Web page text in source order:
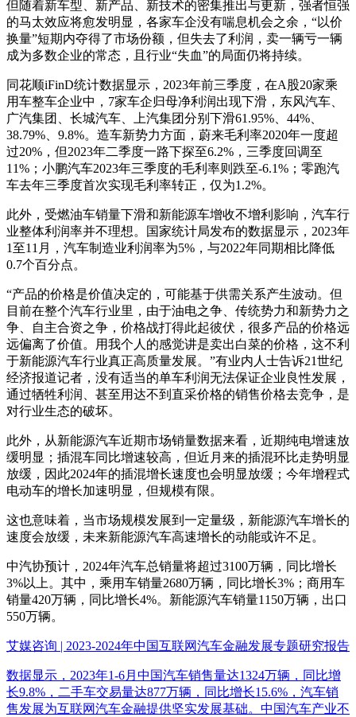
但随着新车型、新产品、新技术的密集推出与更新，强者恒强
的马太效应将愈发明显，各家车企没有喘息机会之余，“以价
换量”短期内夺得了市场份额，但失去了利润，卖一辆亏一辆
成为多数企业的常态，且行业“失血”的局面仍将持续。
同花顺iFinD统计数据显示，2023年前三季度，在A股20家乘
用车整车企业中，7家车企归母净利润出现下滑，东风汽车、
广汽集团、长城汽车、上汽集团分别下滑61.95%、44%、
38.79%、9.8%。造车新势力方面，蔚来毛利率2020年一度超
过20%，但2023年二季度一路下探至6.2%，三季度回调至
11%；小鹏汽车2023年三季度的毛利率则跌至-6.1%；零跑汽
车去年三季度首次实现毛利率转正，仅为1.2%。
此外，受燃油车销量下滑和新能源车增收不增利影响，汽车行
业整体利润率并不理想。国家统计局发布的数据显示，2023年
1至11月，汽车制造业利润率为5%，与2022年同期相比降低
0.7个百分点。
“产品的价格是价值决定的，可能基于供需关系产生波动。但
目前在整个汽车行业里，由于油电之争、传统势力和新势力之
争、自主合资之争，价格战打得此起彼伏，很多产品的价格远
远偏离了价值。用我个人的感觉讲是卖出白菜的价格，这不利
于新能源汽车行业真正高质量发展。”有业内人士告诉21世纪
经济报道记者，没有适当的单车利润无法保证企业良性发展，
通过牺牲利润、甚至用达不到直采价格的销售价格去竞争，是
对行业生态的破坏。
此外，从新能源汽车近期市场销量数据来看，近期纯电增速放
缓明显；插混车同比增速较高，但近月来的插混环比走势明显
放缓，因此2024年的插混增长速度也会明显放缓；今年增程式
电动车的增长加速明显，但规模有限。
这也意味着，当市场规模发展到一定量级，新能源汽车增长的
速度会放缓，未来新能源汽车高速增长的动能或许不足。
中汽协预计，2024年汽车总销量将超过3100万辆，同比增长
3%以上。其中，乘用车销量2680万辆，同比增长3%；商用车
销量420万辆，同比增长4%。新能源汽车销量1150万辆，出口
550万辆。
艾媒咨询 | 2023-2024年中国互联网汽车金融发展专题研究报告
数据显示，2023年1-6月中国汽车销售量达1324万辆，同比增
长9.8%，二手车交易量达877万辆，同比增长15.6%，汽车销
售发展为互联网汽车金融提供坚实发展基础。中国汽车产业不